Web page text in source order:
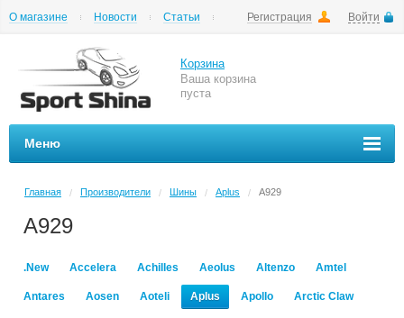
Регистрация Войти
О магазине Новости
Статьи
Корзина
Ваша корзина
пуста
Меню
Главная / Производители / Шины / Aplus / A929
A929
.New Accelera Achilles Aeolus Altenzo Amtel
Antares Aosen Aoteli Aplus Apollo Arctic Claw